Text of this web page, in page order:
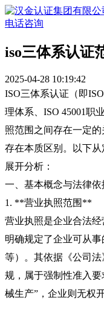
电话咨询
iso三体系认证
2025-04-28 10:19:42
ISO三体系认证（即
理体系、ISO 45001职
照范围之间存在一定
存在本质区别。以下
展开分析：
一、基本概念与法律依
1. **营业执照范围**
营业执照是企业合法经
明确规定了企业可从
等）。其依据《公司
规，属于强制性准入
械生产”，企业则无权